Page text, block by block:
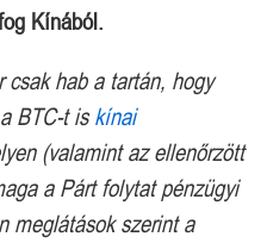
Kínából.
csak hab a tartán, hogy
BTC-t iskínai
(valamint az ellenőrzött
a Párt folytat pénzügyi
meglátások szerint a